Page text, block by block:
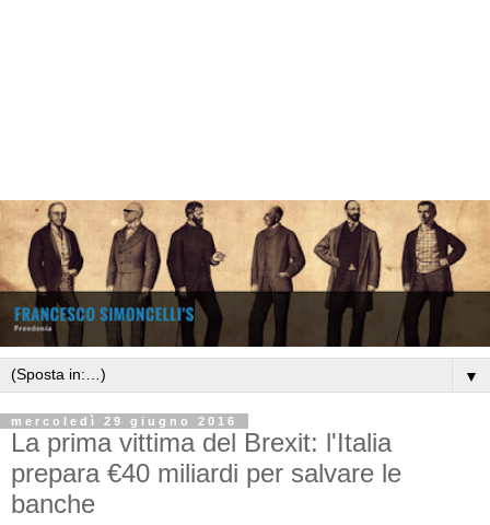
▼
mercoledì 29 giugno 2016
La prima vittima del Brexit: l'Italia
prepara €40 miliardi per salvare le
banche